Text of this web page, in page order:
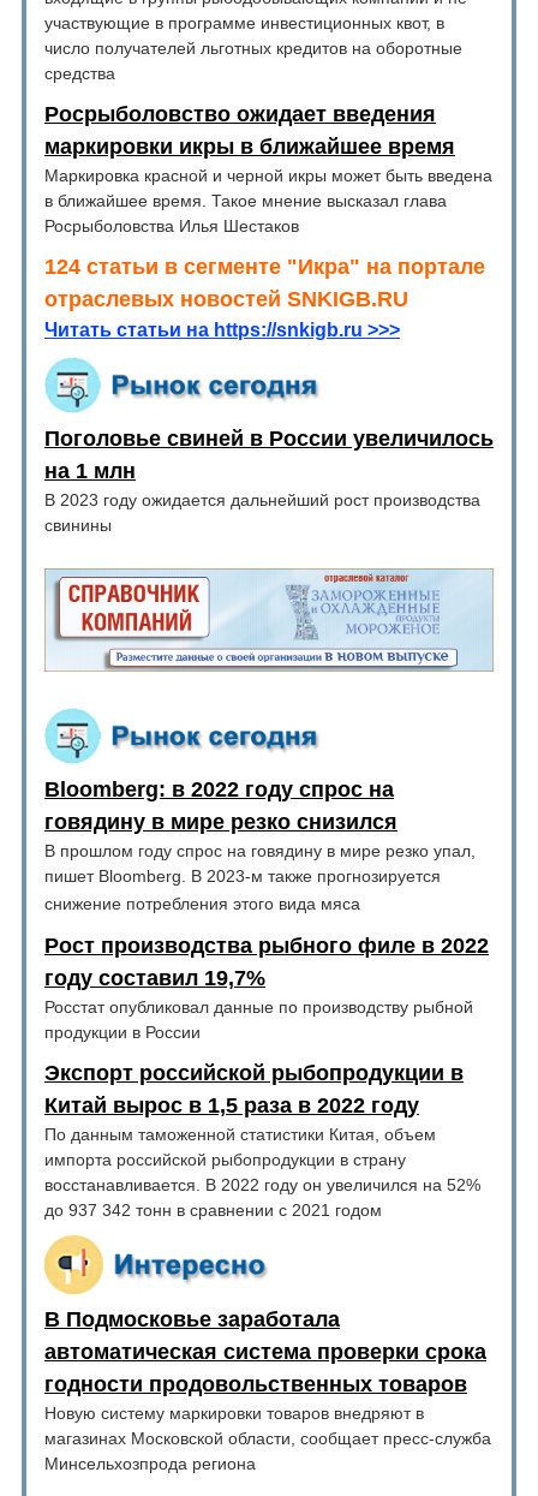
участвующие в программе инвестиционных квот, в
число получателей льготных кредитов на оборотные
средства
Росрыболовство ожидает введения
маркировки икры в ближайшее время
Маркировка красной и черной икры может быть введена
в ближайшее время. Такое мнение высказал глава
Росрыболовства Илья Шестаков
124 статьи в сегменте "Икра" на портале
отраслевых новостей SNKIGB.RU
Читать статьи на https://snkigb.ru >>>
Поголовье свиней в России увеличилось
на 1 млн
В 2023 году ожидается дальнейший рост производства
свинины
Bloomberg: в 2022 году спрос на
говядину в мире резко снизился
В прошлом году спрос на говядину в мире резко упал,
пишет Bloomberg. В 2023-м также прогнозируется
снижение потребления этого вида мяса
Рост производства рыбного филе в 2022
году составил 19,7%
Росстат опубликовал данные по производству рыбной
продукции в России
Экспорт российской рыбопродукции в
Китай вырос в 1,5 раза в 2022 году
По данным таможенной статистики Китая, объем
импорта российской рыбопродукции в страну
восстанавливается. В 2022 году он увеличился на 52%
до 937 342 тонн в сравнении с 2021 годом
В Подмосковье заработала
автоматическая система проверки срока
годности продовольственных товаров
Новую систему маркировки товаров внедряют в
магазинах Московской области, сообщает пресс-служба
Минсельхозпрода региона